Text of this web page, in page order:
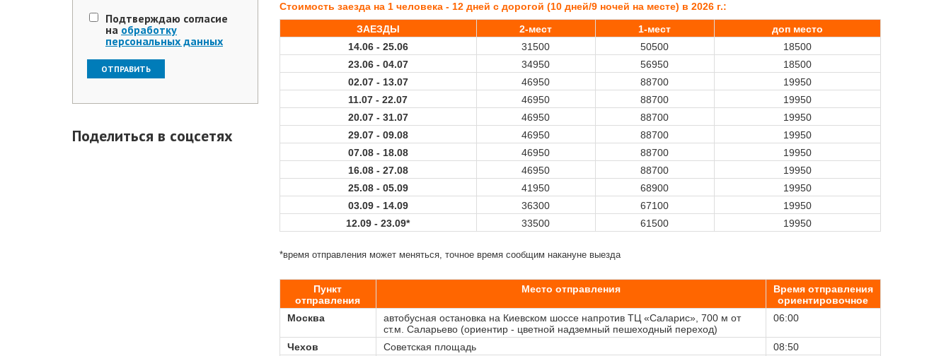
Подтверждаю согласие
на обработку
персональных данных
Поделиться в соцсетях
Стоимость заезда на 1 человека - 12 дней с дорогой (10 дней/9 ночей на месте) в 2026 г.:
ЗАЕЗДЫ
2-мест 1-мест
доп место
14.06 - 25.06 31500 50500
18500
23.06 - 04.07 34950 56950
18500
02.07 - 13.07 46950 88700
19950
11.07 - 22.07 46950 88700
19950
20.07 - 31.07 46950 88700
19950
29.07 - 09.08 46950 88700
19950
07.08 - 18.08 46950 88700
19950
16.08 - 27.08 46950 88700
19950
25.08 - 05.09 41950 68900
19950
03.09 - 14.09 36300 67100
19950
12.09 - 23.09* 33500 61500 19950
*время отправления может меняться, точное время сообщим накануне выезда
Пункт
отправления
Место отправления
Время отправления
ориентировочное
Москва
автобусная остановка на Киевском шоссе напротив ТЦ «Саларис», 700 м от
ст.м. Саларьево (ориентир - цветной надземный пешеходный переход)
06:00
Чехов Советская площадь
08:50